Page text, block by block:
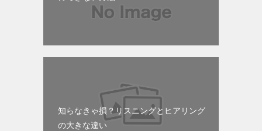
知らなきゃ損？リスニングとヒアリング
の大きな違い